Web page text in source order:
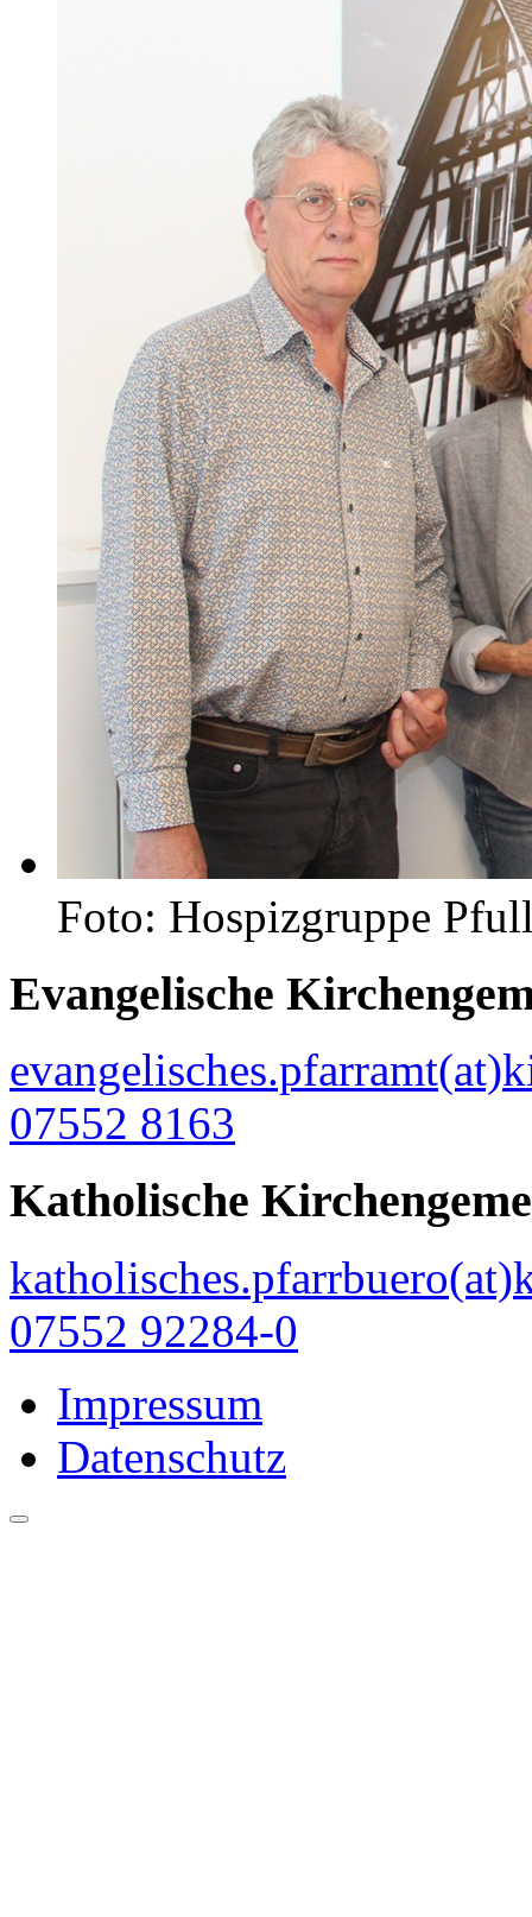
Foto: Hospizgruppe
Evangelische
07552 8163
Katholische
07552 92284-0
Impressum
Datenschutz